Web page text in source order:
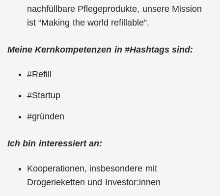
nachfüllbare Pflegeprodukte, unsere Mission
ist “Making the world refillable”.
Meine Kernkompetenzen in #Hashtags sind:
#Refill
#Startup
#gründen
Ich bin interessiert an:
Kooperationen, insbesondere mit
Drogerieketten und Investor:innen